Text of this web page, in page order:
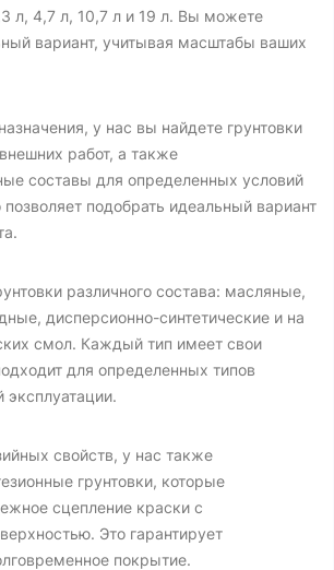
л, 4,7 л, 10,7 л и 19 л. Вы можете
вариант, учитывая масштабы ваших
у нас вы найдете грунтовки
работ, а также
составы для определенных условий
позволяет подобрать идеальный вариант
различного состава: масляные,
дисперсионно-синтетические и на
смол. Каждый тип имеет свои
для определенных типов
эксплуатации.
свойств, у нас также
грунтовки, которые
сцепление краски с
Это гарантирует
покрытие.